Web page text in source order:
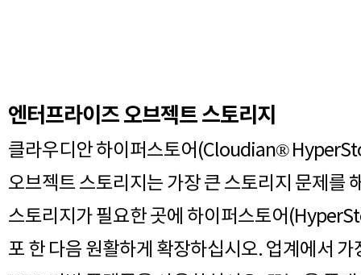
엔터프라이즈 오브젝트 스토리지
클라우디안 하이퍼스토어(Cloudian®
오브젝트 스토리지는 가장 큰 스토리지 문제를
스토리지가 필요한 곳에 하이퍼스토어
포 한 다음 원활하게 확장하십시오. 업계에서 가